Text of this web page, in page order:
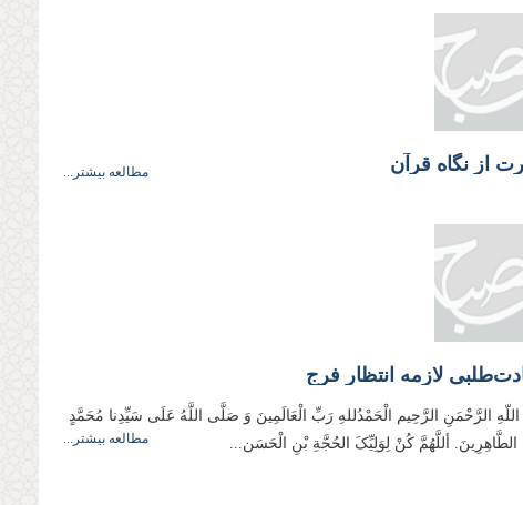
از نگاه قرآن مطالعه بیشتر...
لازمه انتظار فرج
الرَّحْمَنِ الرَّحِيم الْحَمْدُللهِ رَبِّ الْعَالَمِینَ وَ صَلَّی اللَّهُ عَلَی سَيِّدِنا مُحَمَّدٍ
الطَّاهِرِینَ. أللَّهُمَّ کُنْ لِوَلِیِّکَ الحُجَّةِ بْنِ الْحَسَن...
مطالعه بیشتر...